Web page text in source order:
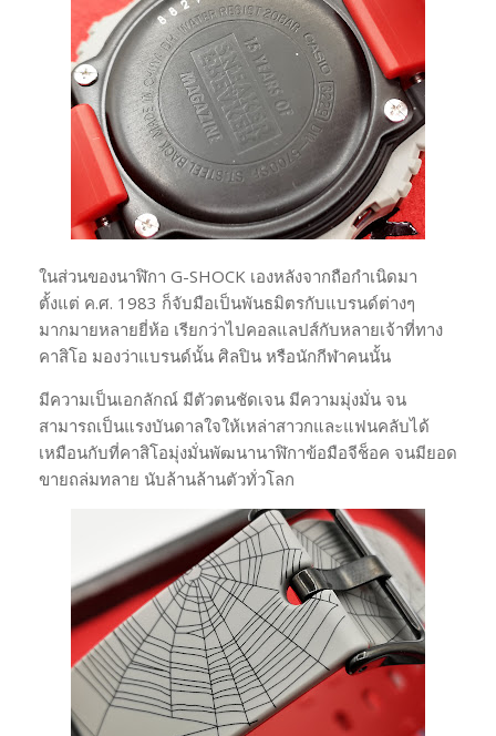
ในส่วนของนาฬิกา G-SHOCK เองหลังจากถือกำเนิดมา
ตั้งแต่ ค.ศ. 1983 ก็จับมือเป็นพันธมิตรกับแบรนด์ต่างๆ
มากมายหลายยี่ห้อ เรียกว่าไปคอลแลปส์กับหลายเจ้าที่ทาง
คาสิโอ มองว่าแบรนด์นั้น ศิลปิน หรือนักกีฬาคนนั้น
มีความเป็นเอกลักณ์ มีตัวตนชัดเจน มีความมุ่งมั่น จน
สามารถเป็นแรงบันดาลใจให้เหล่าสาวกและแฟนคลับได้
เหมือนกับที่คาสิโอมุ่งมั่นพัฒนานาฬิกาข้อมือจีช็อค จนมียอด
ขายถล่มทลาย นับล้านล้านตัวทั่วโลก